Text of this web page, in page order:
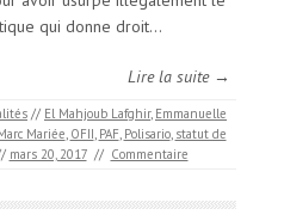
qui donne droit…
Lire la suite →
// El Mahjoub Lafghir, Emmanuelle
Mariée, OFII, PAF, Polisario, statut de
mars 20, 2017 // Commentaire